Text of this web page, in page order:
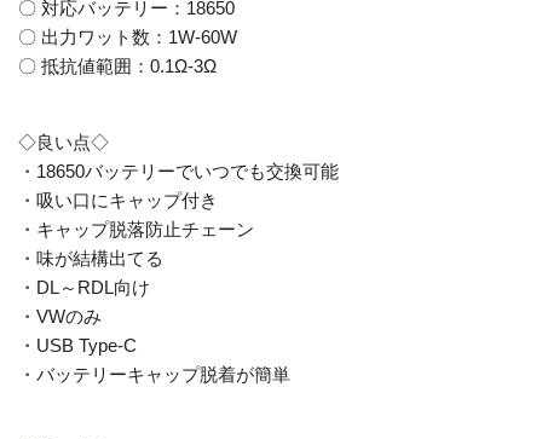
〇 対応バッテリー：18650
〇 出力ワット数：1W-60W
〇 抵抗値範囲：0.1Ω-3Ω
◇良い点◇
・18650バッテリーでいつでも交換可能
・吸い口にキャップ付き
・キャップ脱落防止チェーン
・味が結構出てる
・DL～RDL向け
・VWのみ
・USB Type-C
・バッテリーキャップ脱着が簡単